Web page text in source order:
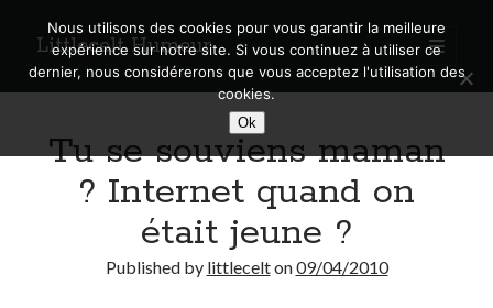
Littlecelt Humeur
open
primary
menu
Sidebar
Search
Tu se souviens maman
? Internet quand on
était jeune ?
Published by littlecelton09/04/2010
Nous utilisons des cookies pour vous garantir la meilleure
expérience sur notre site. Si vous continuez à utiliser ce
dernier, nous considérerons que vous acceptez l'utilisation des
cookies.
Ok